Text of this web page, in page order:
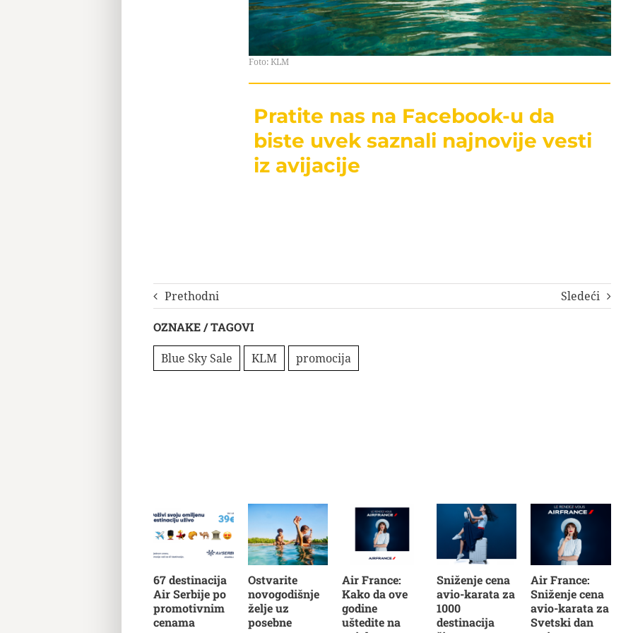
Foto: KLM
Pratite nas na Facebook-u da
biste uvek saznali najnovije vesti
iz avijacije
Prethodni Sledeći
OZNAKE / TAGOVI
Blue Sky Sale KLM promocija
67 destinacija
Air Serbije po
promotivnim
cenama
Ostvarite
novogodišnje
želje uz
posebne
Air France:
Kako da ove
godine
uštedite na
Sniženje cena
avio-karata za
1000
destinacija
Air France:
Sniženje cena
avio-karata za
Svetski dan